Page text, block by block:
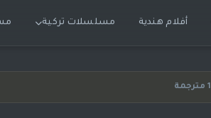
أفلام هندية مسلسلات تركية